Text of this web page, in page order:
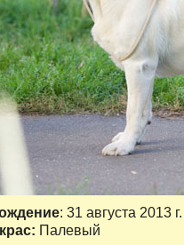
: 31 августа 2013 г.
Палевый